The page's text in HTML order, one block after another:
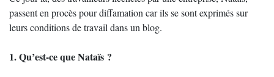
passent en procès pour diffamation car ils se sont exprimés sur
leurs conditions de travail dans un blog.
1. Qu’est-ce que Nataïs ?